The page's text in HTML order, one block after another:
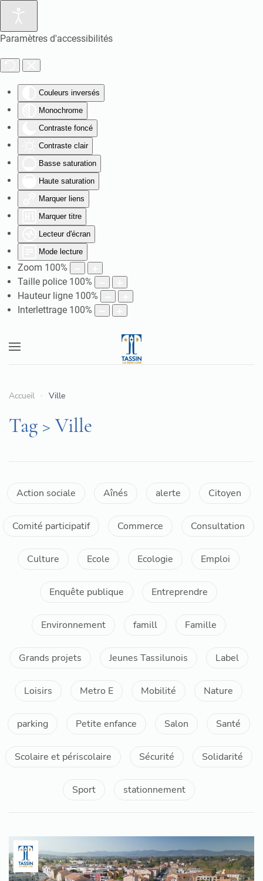
Paramètres d'accessibilités
Couleurs inversés
Monochrome
Contraste foncé
Contraste clair
Basse saturation
Haute saturation
Marquer liens
Marquer titre
Lecteur d'écran
Mode lecture
Zoom 100%
Taille police 100%
Hauteur ligne 100%
Interlettrage 100%
Accueil Ville
Tag > Ville
Action sociale Aînés alerte Citoyen
Comité participatif Commerce Consultation
Culture Ecole Ecologie Emploi
Enquête publique Entreprendre
Environnement famill Famille
Grands projets Jeunes Tassilunois Label
Loisirs Metro E Mobilité Nature
parking Petite enfance Salon Santé
Scolaire et périscolaire Sécurité Solidarité
Sport stationnement